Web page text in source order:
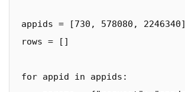
appids = [730, 578080, 2246340]
rows = []
for appid in appids: